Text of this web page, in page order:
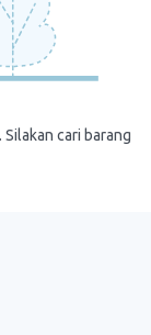
cari barang